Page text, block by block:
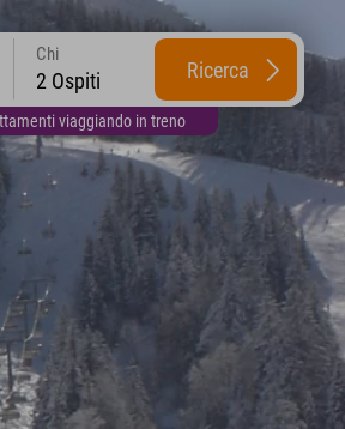
viaggiando in treno
Chi
2 Ospiti Ricerca